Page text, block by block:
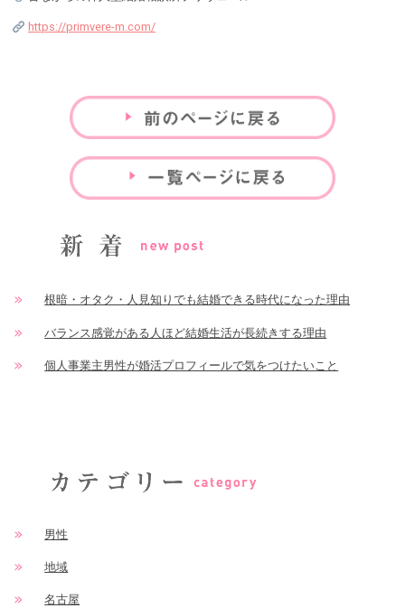
https://primvere-m.com/
根暗・オタク・人見知りでも結婚できる時代になった理由
バランス感覚がある人ほど結婚生活が長続きする理由
個人事業主男性が婚活プロフィールで気をつけたいこと
男性
地域
名古屋